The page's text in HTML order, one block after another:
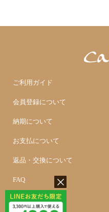
ご利用ガイド
会員登録について
納期について
お支払について
返品・交換について
FAQ